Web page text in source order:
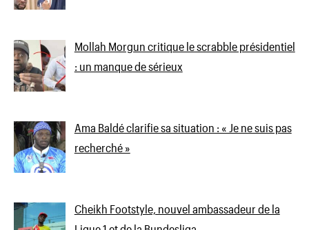
Mollah Morgun critique le scrabble présidentiel
: un manque de sérieux
Ama Baldé clarifie sa situation : « Je ne suis pas
recherché »
Cheikh Footstyle, nouvel ambassadeur de la